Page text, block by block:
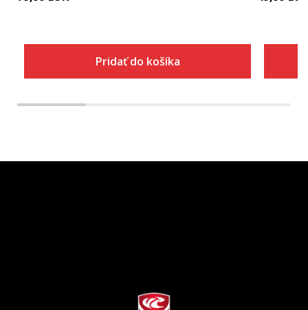
Pridať do košíka